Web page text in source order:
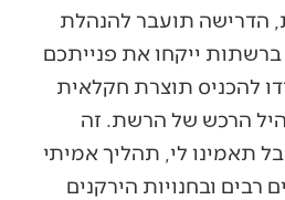
הדרישה תועבר להנהלת
ייקחו את פנייתכם
להכניס תוצרת חקלאית
הרכש של הרשת. זה
תאמינו לי, תהליך אמיתי
רבים ובחנויות הירקנים